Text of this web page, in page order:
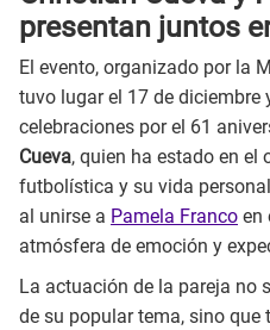
presentan juntos
El evento, organizado por la
tuvo lugar el 17 de diciembre
celebraciones por el 61
Cueva, quien ha estado en el
futbolística y su vida
al unirse a Pamela Franco en
atmósfera de emoción y
La actuación de la pareja no
de su popular tema, sino que